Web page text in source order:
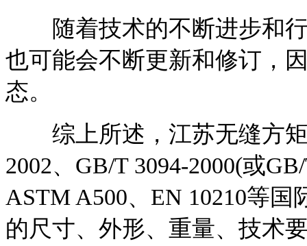
随着技术的不断进步和行
也可能会不断更新和修订，
态。
综上所述，江苏无缝方矩
2002、GB/T 3094-2000(或
ASTM A500、EN 10210等
的尺寸、外形、重量、技术